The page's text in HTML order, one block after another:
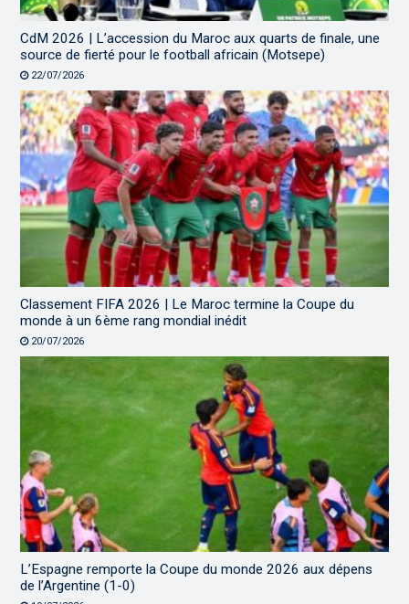
CdM 2026 | L’accession du Maroc aux quarts de finale, une
source de fierté pour le football africain (Motsepe)
22/07/2026
Classement FIFA 2026 | Le Maroc termine la Coupe du
monde à un 6ème rang mondial inédit
20/07/2026
L’Espagne remporte la Coupe du monde 2026 aux dépens
de l’Argentine (1-0)